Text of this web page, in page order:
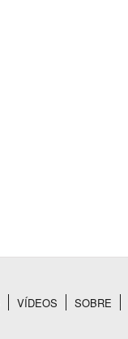
VÍDEOS SOBRE